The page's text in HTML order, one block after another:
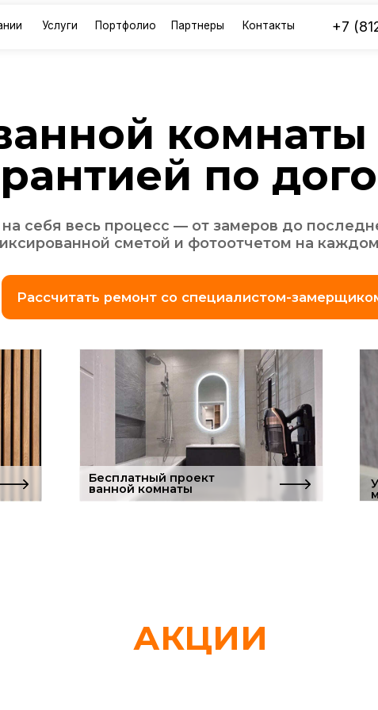
Услуги Портфолио Партнеры Контакты +7 (812) 507-88-78
комнаты
по
весь процесс — от замеров до последнего
сметой и фотоотчетом на каждом этапе
Бесплатный проект
ванной комнаты Услуги
мастера
АКЦИИ